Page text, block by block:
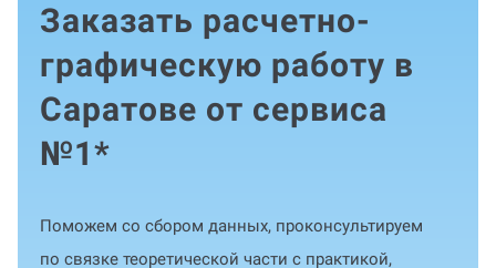
Заказать расчетно-
графическую работу в
Саратове от сервиса
№1*
Поможем со сбором данных, проконсультируем
по связке теоретической части с практикой,